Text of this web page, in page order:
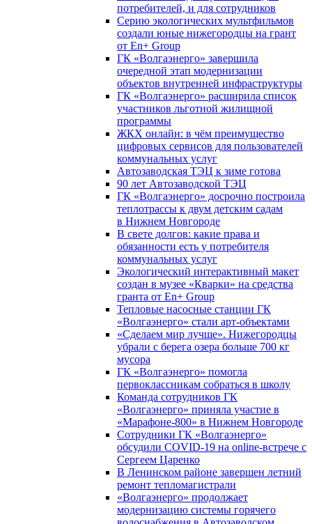
потребителей, и для сотрудников
Серию экологических мультфильмов
создали юные нижегородцы на грант
от En+ Group
ГК «Волгаэнерго» завершила
очередной этап модернизации
объектов внутренней инфраструктуры
ГК «Волгаэнерго» расширила список
участников льготной жилищной
программы
ЖКХ онлайн: в чём преимущество
цифровых сервисов для пользователей
коммунальных услуг
Автозаводская ТЭЦ к зиме готова
90 лет Автозаводской ТЭЦ
ГК «Волгаэнерго» досрочно построила
теплотрассы к двум детским садам
в Нижнем Новгороде
В свете долгов: какие права и
обязанности есть у потребителя
коммунальных услуг
Экологический интерактивный макет
создан в музее «Кварки» на средства
гранта от En+ Group
Тепловые насосные станции ГК
«Волгаэнерго» стали арт-объектами
«Сделаем мир лучше». Нижегородцы
убрали с берега озера больше 700 кг
мусора
ГК «Волгаэнерго» помогла
первоклассникам собраться в школу
Команда сотрудников ГК
«Волгаэнерго» приняла участие в
«Марафоне-800» в Нижнем Новгороде
Сотрудники ГК «Волгаэнерго»
обсудили COVID-19 на online-встрече с
Сергеем Царенко
В Ленинском районе завершен летний
ремонт тепломагистрали
«Волгаэнерго» продолжает
модернизацию системы горячего